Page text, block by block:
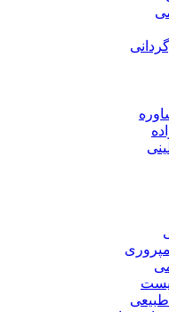
طبیعی